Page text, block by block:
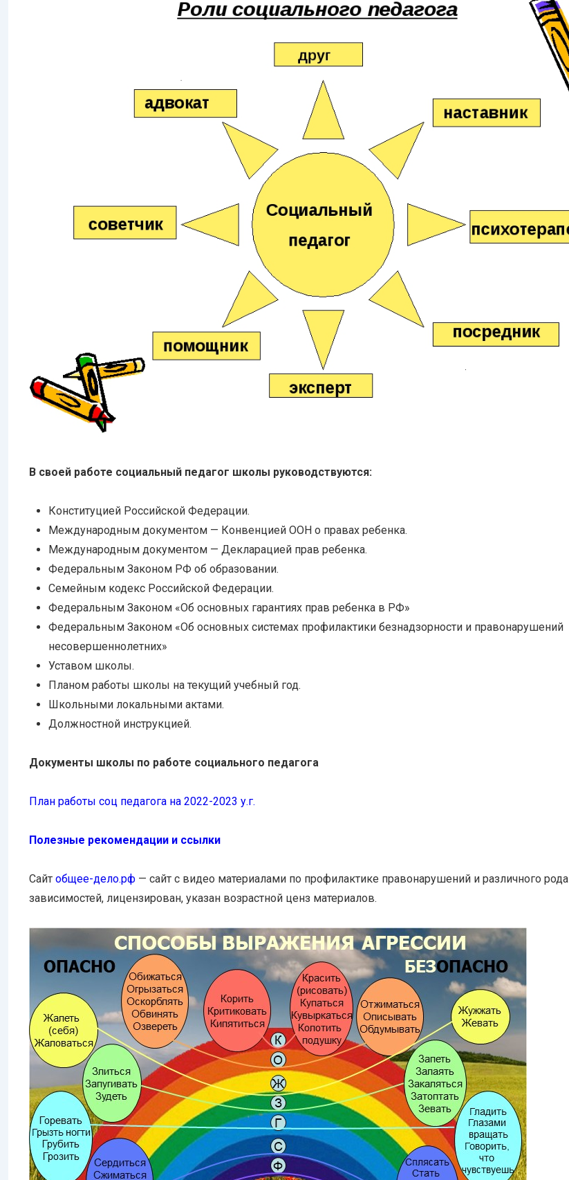
В своей работе социальный педагог школы руководствуются:
Конституцией Российской Федерации.
Международным документом — Конвенцией ООН о правах ребенка.
Международным документом — Декларацией прав ребенка.
Федеральным Законом РФ об образовании.
Семейным кодекс Российской Федерации.
Федеральным Законом «Об основных гарантиях прав ребенка в РФ»
Федеральным Законом «Об основных системах профилактики безнадзорности и правонарушений
несовершеннолетних»
Уставом школы.
Планом работы школы на текущий учебный год.
Школьными локальными актами.
Должностной инструкцией.
Документы школы по работе социального педагога
План работы соц педагога на 2022-2023 у.г.
Полезные рекомендации и ссылки
Сайт общее-дело.рф — сайт с видео материалами по профилактике правонарушений и различного рода
зависимостей, лицензирован, указан возрастной ценз материалов.